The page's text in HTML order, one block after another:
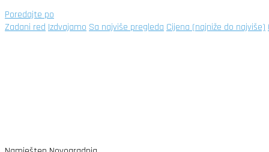
Poredajte po
Zadani redIzdvajamoSa najviše pregledaCijena (najniže do najviše)